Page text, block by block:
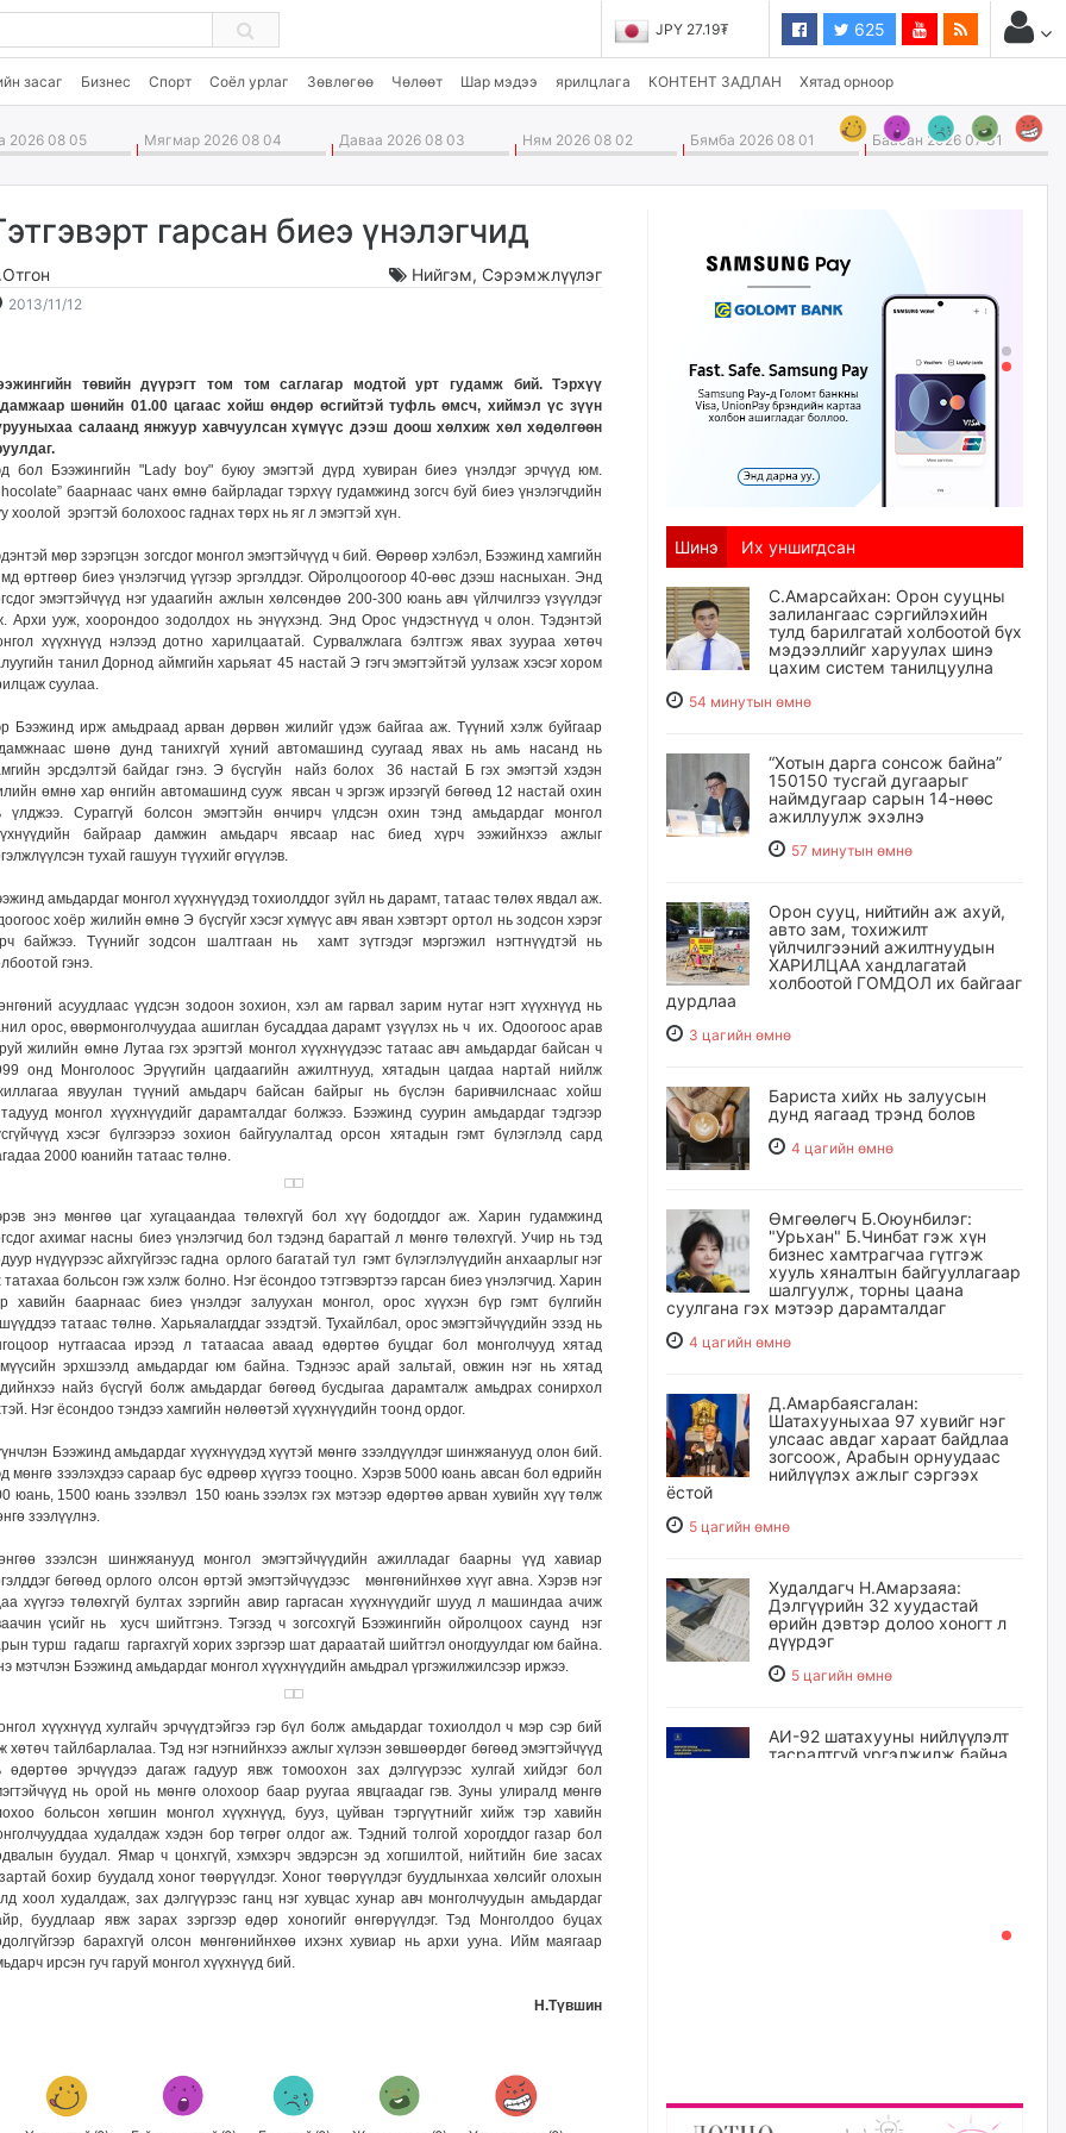
JPY 27.19₮ 625
засаг Бизнес Спорт Соёл урлаг Зөвлөгөө Чөлөөт Шар мэдээ ярилцлага КОНТЕНТ ЗАДЛАН Хятад орноор
2026 08 05 Мягмар 2026 08 04 Даваа 2026 08 03 Ням 2026 08 02 Бямба 2026 08 01 Баасан 2026 07 31
гарсан биеэ үнэлэгчид
Нийгэм, Сэрэмжлүүлэг
2013/11/12
15:09:13
17:48:19
төвийн дүүрэгт том том саглагар модтой урт гудамж бий. Тэрхүү
шөнийн 01.00 цагаас хойш өндөр өсгийтэй туфль өмсч, хиймэл үс зүүн
салаанд янжуур хавчуулсан хүмүүс дээш доош хөлхиж хөл хөдөлгөөн
бол Бээжингийн "Lady boy" буюу эмэгтэй дүрд хувиран биеэ үнэлдэг эрчүүд юм.
баарнаас чанх өмнө байрладаг тэрхүү гудамжинд зогсч буй биеэ үнэлэгчдийн
хоолой эрэгтэй болохоос гаднах төрх нь яг л эмэгтэй хүн.
мөр зэрэгцэн зогсдог монгол эмэгтэйчүүд ч бий. Өөрөөр хэлбэл, Бээжинд хамгийн
өртгөөр биеэ үнэлэгчид үүгээр эргэлддэг. Ойролцоогоор 40-өөс дээш насныхан. Энд
эмэгтэйчүүд нэг удаагийн ажлын хөлсөндөө 200-300 юань авч үйлчилгээ үзүүлдэг
Архи ууж, хоорондоо зодолдох нь энүүхэнд. Энд Орос үндэстнүүд ч олон. Тэдэнтэй
хүүхнүүд нэлээд дотно харилцаатай. Сурвалжлага бэлтгэж явах зуураа хөтөч
танил Дорнод аймгийн харьяат 45 настай Э гэгч эмэгтэйтэй уулзаж хэсэг хором
суулаа.
Бээжинд ирж амьдраад арван дөрвөн жилийг үдэж байгаа аж. Түүний хэлж буйгаар
шөнө дунд танихгүй хүний автомашинд суугаад явах нь амь насанд нь
эрсдэлтэй байдаг гэнэ. Э бүсгүйн найз болох 36 настай Б гэх эмэгтэй хэдэн
өмнө хар өнгийн автомашинд сууж явсан ч эргэж ирээгүй бөгөөд 12 настай охин
үлджээ. Сураггүй болсон эмэгтэйн өнчирч үлдсэн охин тэнд амьдардаг монгол
байраар дамжин амьдарч явсаар нас биед хүрч ээжийнхээ ажлыг
тухай гашуун түүхийг өгүүлэв.
амьдардаг монгол хүүхнүүдэд тохиолддог зүйл нь дарамт, татаас төлөх явдал аж.
хоёр жилийн өмнө Э бүсгүйг хэсэг хүмүүс авч яван хэвтэрт ортол нь зодсон хэрэг
байжээ. Түүнийг зодсон шалтгаан нь хамт зүтгэдэг мэргэжил нэгтнүүдтэй нь
гэнэ.
асуудлаас үүдсэн зодоон зохион, хэл ам гарвал зарим нутаг нэгт хүүхнүүд нь
орос, өвөрмонголчуудаа ашиглан бусаддаа дарамт үзүүлэх нь ч их. Одоогоос арав
жилийн өмнө Лутаа гэх эрэгтэй монгол хүүхнүүдээс татаас авч амьдардаг байсан ч
онд Монголоос Эрүүгийн цагдаагийн ажилтнууд, хятадын цагдаа нартай нийлж
явуулан түүний амьдарч байсан байрыг нь бүслэн баривчилснаас хойш
монгол хүүхнүүдийг дарамталдаг болжээ. Бээжинд суурин амьдардаг тэдгээр
хэсэг бүлгээрээ зохион байгуулалтад орсон хятадын гэмт бүлэглэлд сард
2000 юанийн татаас төлнө.
энэ мөнгөө цаг хугацаандаа төлөхгүй бол хүү бодогддог аж. Харин гудамжинд
ахимаг насны биеэ үнэлэгчид бол тэдэнд барагтай л мөнгө төлөхгүй. Учир нь тэд
нүдүүрээс айхгүйгээс гадна орлого багатай тул гэмт бүлэглэлүүдийн анхаарлыг нэг
татахаа больсон гэж хэлж болно. Нэг ёсондоо тэтгэвэртээ гарсан биеэ үнэлэгчид. Харин
хавийн баарнаас биеэ үнэлдэг залуухан монгол, орос хүүхэн бүр гэмт бүлгийн
татаас төлнө. Харьяалагддаг эзэдтэй. Тухайлбал, орос эмэгтэйчүүдийн эзэд нь
нутгаасаа ирээд л татаасаа аваад өдөртөө буцдаг бол монголчууд хятад
эрхшээлд амьдардаг юм байна. Тэднээс арай зальтай, овжин нэг нь хятад
найз бүсгүй болж амьдардаг бөгөөд бусдыгаа дарамталж амьдрах сонирхол
Нэг ёсондоо тэндээ хамгийн нөлөөтэй хүүхнүүдийн тоонд ордог.
Бээжинд амьдардаг хүүхнүүдэд хүүтэй мөнгө зээлдүүлдэг шинжяанууд олон бий.
мөнгө зээлэхдээ сараар бус өдрөөр хүүгээ тооцно. Хэрэв 5000 юань авсан бол өдрийн
юань, 1500 юань зээлвэл 150 юань зээлэх гэх мэтээр өдөртөө арван хувийн хүү төлж
зээлүүлнэ.
зээлсэн шинжяанууд монгол эмэгтэйчүүдийн ажилладаг баарны үүд хавиар
бөгөөд орлого олсон өртэй эмэгтэйчүүдээс мөнгөнийнхөө хүүг авна. Хэрэв нэг
хүүгээ төлөхгүй бултах зэргийн авир гаргасан хүүхнүүдийг шууд л машиндаа ачиж
үсийг нь хусч шийтгэнэ. Тэгээд ч зогсохгүй Бээжингийн ойролцоох саунд нэг
турш гадагш гаргахгүй хорих зэргээр шат дараатай шийтгэл оногдуулдаг юм байна.
мэтчлэн Бээжинд амьдардаг монгол хүүхнүүдийн амьдрал үргэжилжилсээр иржээ.
хүүхнүүд хулгайч эрчүүдтэйгээ гэр бүл болж амьдардаг тохиолдол ч мэр сэр бий
хөтөч тайлбарлалаа. Тэд нэг нэгнийнхээ ажлыг хүлээн зөвшөөрдөг бөгөөд эмэгтэйчүүд
өдөртөө эрчүүдээ дагаж гадуур явж томоохон зах дэлгүүрээс хулгай хийдэг бол
нь орой нь мөнгө олохоор баар руугаа явцгаадаг гэв. Зуны улиралд мөнгө
больсон хөгшин монгол хүүхнүүд, бууз, цуйван тэргүүтнийг хийж тэр хавийн
худалдаж хэдэн бор төгрөг олдог аж. Тэдний толгой хорогддог газар бол
буудал. Ямар ч цонхгүй, хэмхэрч эвдэрсэн эд хогшилтой, нийтийн бие засах
бохир буудалд хоног төөрүүлдэг. Хоног төөрүүлдэг буудлынхаа хөлсийг олохын
хоол худалдаж, зах дэлгүүрээс ганц нэг хувцас хунар авч монголчуудын амьдардаг
буудлаар явж зарах зэргээр өдөр хоногийг өнгөрүүлдэг. Тэд Монголдоо буцах
барахгүй олсон мөнгөнийнхөө ихэнх хувиар нь архи ууна. Ийм маягаар
ирсэн гуч гаруй монгол хүүхнүүд бий.
Н.Түвшин
Шинэ Их уншигдсан
С.Амарсайхан: Орон сууцны
залилангаас сэргийлэхийн
тулд барилгатай холбоотой бүх
мэдээллийг харуулах шинэ
цахим систем танилцуулна
54 минутын өмнө
“Хотын дарга сонсож байна”
150150 тусгай дугаарыг
наймдугаар сарын 14-нөөс
ажиллуулж эхэлнэ
57 минутын өмнө
Орон сууц, нийтийн аж ахуй,
авто зам, тохижилт
үйлчилгээний ажилтнуудын
ХАРИЛЦАА хандлагатай
холбоотой ГОМДОЛ их байгааг
дурдлаа
3 цагийн өмнө
Бариста хийх нь залуусын
дунд яагаад трэнд болов
4 цагийн өмнө
Өмгөөлөгч Б.Оюунбилэг:
"Урьхан" Б.Чинбат гэж хүн
бизнес хамтрагчаа гүтгэж
хууль хяналтын байгууллагаар
шалгуулж, торны цаана
суулгана гэх мэтээр дарамталдаг
4 цагийн өмнө
Д.Амарбаясгалан:
Шатахууныхаа 97 хувийг нэг
улсаас авдаг хараат байдлаа
зогсоож, Арабын орнуудаас
нийлүүлэх ажлыг сэргээх
ёстой
5 цагийн өмнө
Худалдагч Н.Амарзаяа:
Дэлгүүрийн 32 хуудастай
өрийн дэвтэр долоо хоногт л
дүүрдэг
5 цагийн өмнө
АИ-92 шатахууны нийлүүлэлт
тасралтгүй үргэлжилж байна